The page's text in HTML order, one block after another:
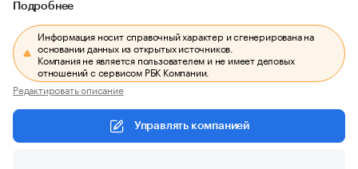
Подробнее
Информация носит справочный характер и сгенерирована на
основании данных из открытых источников.
Компания не является пользователем и не имеет деловых
отношений с сервисом РБК Компании.
Редактировать описание
Управлять компанией